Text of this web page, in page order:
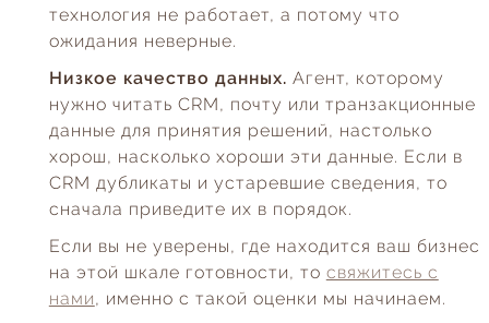
технология не работает, а потому что
ожидания неверные.
Низкое качество данных. Агент, которому
нужно читать CRM, почту или транзакционные
данные для принятия решений, настолько
хорош, насколько хороши эти данные. Если в
CRM дубликаты и устаревшие сведения, то
сначала приведите их в порядок.
Если вы не уверены, где находится ваш бизнес
на этой шкале готовности, то свяжитесь с
нами, именно с такой оценки мы начинаем.